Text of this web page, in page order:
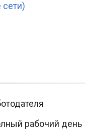
рабочий день